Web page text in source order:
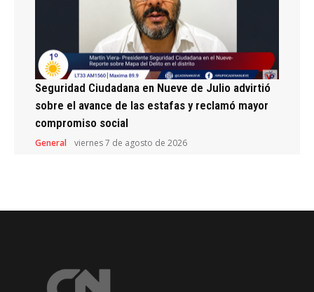
Seguridad Ciudadana en Nueve de Julio advirtió
sobre el avance de las estafas y reclamó mayor
compromiso social
General viernes 7 de agosto de 2026